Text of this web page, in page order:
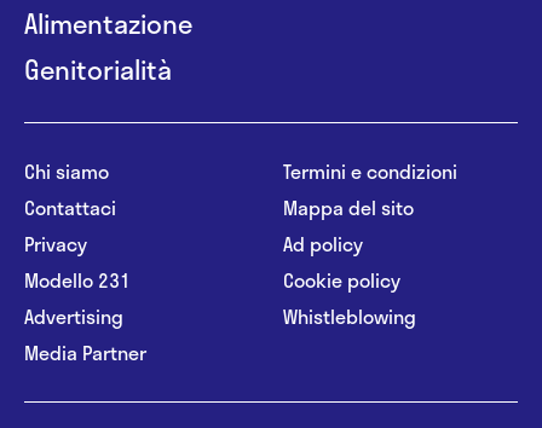
Alimentazione
Genitorialità
Chi siamo
Contattaci
Privacy
Modello 231
Advertising
Media Partner
Termini e condizioni
Mappa del sito
Ad policy
Cookie policy
Whistleblowing